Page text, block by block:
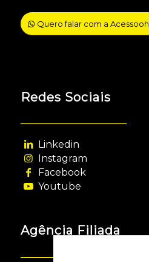
Quero falar com a Acessooh
Redes Sociais
Linkedin
Instagram
Facebook
Youtube
Agência Filiada